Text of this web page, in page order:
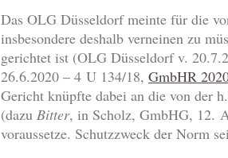
Das OLG Düsseldorf meinte für die
insbesondere deshalb verneinen zu
gerichtet ist (OLG Düsseldorf v.
26.6.2020 – 4 U 134/18, GmbHR
Gericht knüpfte dabei an die von der
(dazu Bitter, in Scholz, GmbHG, 12.
voraussetze. Schutzzweck der Norm